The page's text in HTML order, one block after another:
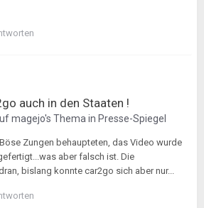
auch in den Staaten !
magejo's Thema in Presse-Spiegel
Zungen behaupteten, das Video wurde
aber falsch ist. Die
bislang konnte car2go sich aber nur...